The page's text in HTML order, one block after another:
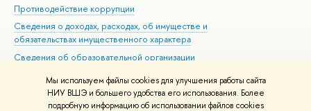
Мы используем файлы cookies для улучшения работы сайта
НИУ ВШЭ и большего удобства его использования. Более
подробную информацию об использовании файлов cookies
Противодействие коррупции
Сведения о доходах, расходах, об имуществе и
обязательствах имущественного характера
Сведения об образовательной организации
Людям с ограниченными возможностями здоровья
Единая платежная страница